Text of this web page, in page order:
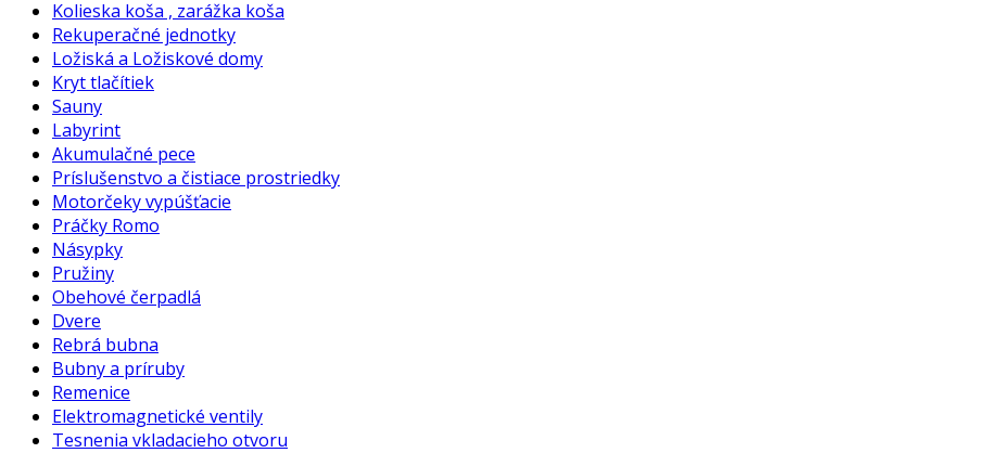
Kolieska koša , zarážka koša
Rekuperačné jednotky
Ložiská a Ložiskové domy
Kryt tlačítiek
Sauny
Labyrint
Akumulačné pece
Príslušenstvo a čistiace prostriedky
Motorčeky vypúšťacie
Práčky Romo
Násypky
Pružiny
Obehové čerpadlá
Dvere
Rebrá bubna
Bubny a príruby
Remenice
Elektromagnetické ventily
Tesnenia vkladacieho otvoru